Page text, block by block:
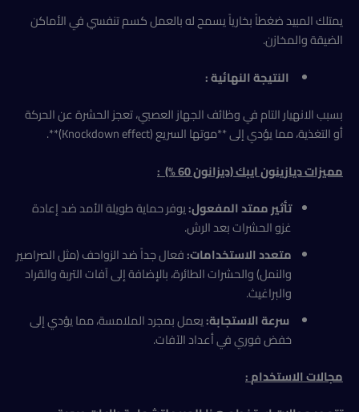
يمتلك المبيد ضغطاً بخارياً يسمح له بالعمل كسم تنفسي في الأماكن
الضيقة والمخازن.
النتيجة النهائية :
بسبب الانهيار التام في وظائف الجهاز العصبي، تعجز الحشرة عن الحركة
أو التغذية، مما يؤدي إلى **موتها السريع (Knockdown effect)**.
مميزات ديازينون ايبك (ديزانون 60 %)
:
تأثير ممتد المفعول:يوفر حماية طويلة الأمد ضد إعادة
غزو الحشرات بعد الرش.
متعدد الاستخدامات:فعال جداً ضد الزواحف (مثل الصراصير
والنمل) والحشرات الطائرة، بالإضافة إلى آفات التربة والقراد
والبراغيث.
سرعة الاستجابة:يعمل بمجرد الملامسة، مما يؤدي إلى
خفض فوري في أعداد الآفات.
مجالات الاستخدام: